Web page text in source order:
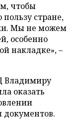
чтобы
стране,
Мы не можем
особенно
накладке», –
Владимиру
оказать